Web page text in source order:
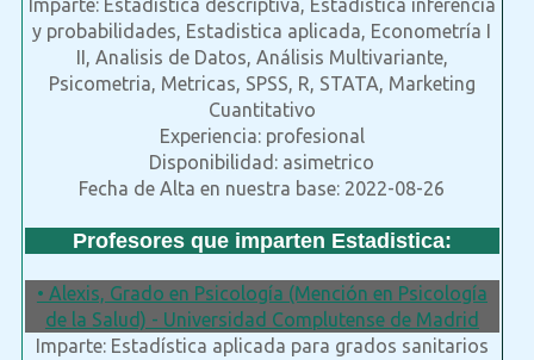
Imparte: Estadística descriptiva, Estadística inferencia
y probabilidades, Estadistica aplicada, Econometría I
II, Analisis de Datos, Análisis Multivariante,
Psicometria, Metricas, SPSS, R, STATA, Marketing
Cuantitativo
Experiencia: profesional
Disponibilidad: asimetrico
Fecha de Alta en nuestra base: 2022-08-26
Profesores que imparten Estadistica:
• Alexis, Grado en Psicología (Mención en Psicología
de la Salud) - Universidad Complutense de Madrid
Imparte: Estadística aplicada para grados sanitarios